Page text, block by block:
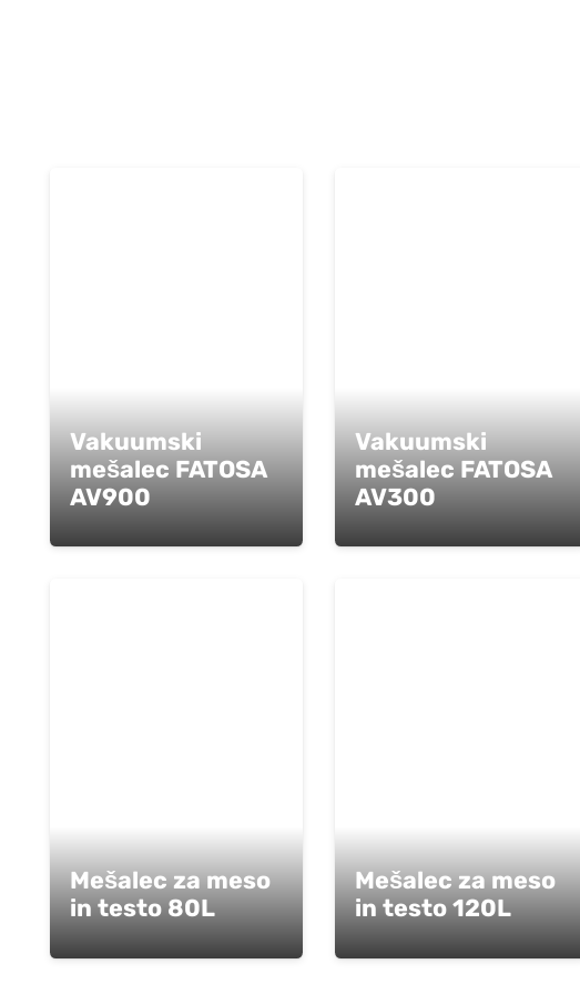
Vakuumski
mešalec FATOSA
AV900
Vakuumski
mešalec FATOSA
AV300
Mešalec za meso
in testo 80L
Mešalec za meso
in testo 120L